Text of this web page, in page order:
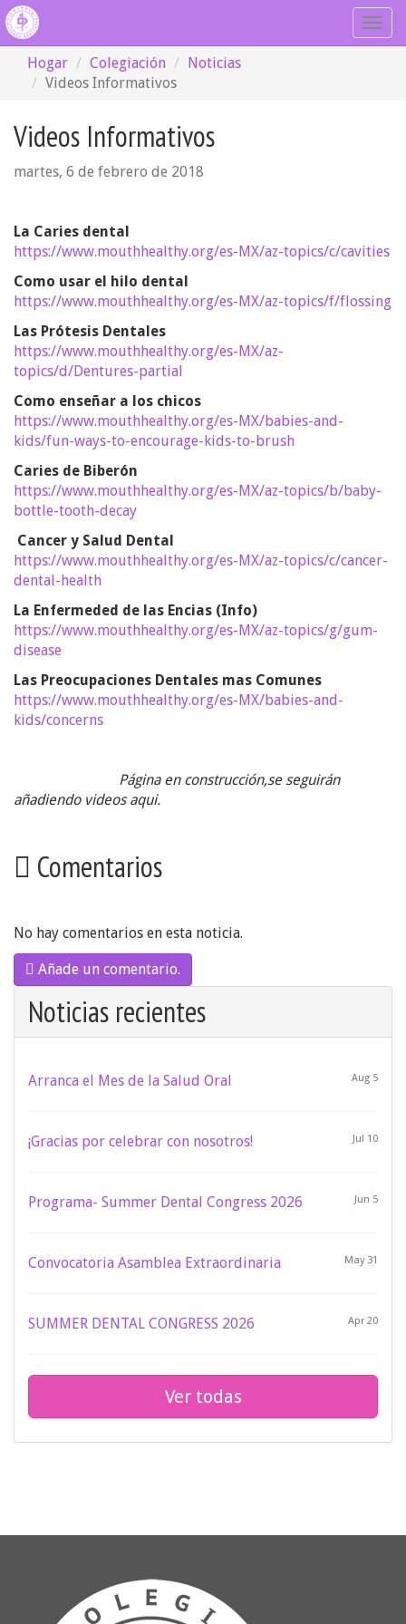
Hogar
Colegiación
Noticias
Videos Informativos
Videos Informativos
martes, 6 de febrero de 2018
La Caries dental
https://www.mouthhealthy.org/es-MX/az-topics/c/cavities
Como usar el hilo dental
https://www.mouthhealthy.org/es-MX/az-topics/f/flossing
Las Prótesis Dentales
https://www.mouthhealthy.org/es-MX/az-
topics/d/Dentures-partial
Como enseñar a los chicos
https://www.mouthhealthy.org/es-MX/babies-and-
kids/fun-ways-to-encourage-kids-to-brush
Caries de Biberón
https://www.mouthhealthy.org/es-MX/az-topics/b/baby-
bottle-tooth-decay
Cancer y Salud Dental
https://www.mouthhealthy.org/es-MX/az-topics/c/cancer-
dental-health
La Enfermeded de las Encias (Info)
https://www.mouthhealthy.org/es-MX/az-topics/g/gum-
disease
Las Preocupaciones Dentales mas Comunes
https://www.mouthhealthy.org/es-MX/babies-and-
kids/concerns
Página en construcción,se seguirán
añadiendo videos aqui.
Comentarios
No hay comentarios en esta noticia.
Añade un comentario.
Noticias recientes
Aug 5
Arranca el Mes de la Salud Oral
Jul 10
¡Gracias por celebrar con nosotros!
Jun 5
Programa- Summer Dental Congress 2026
May 31
Convocatoria Asamblea Extraordinaria
Apr 20
SUMMER DENTAL CONGRESS 2026
Ver todas